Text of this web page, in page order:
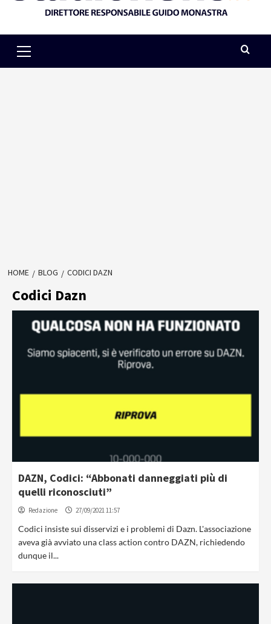
Menu
HOME BLOG CODICI DAZN
Codici Dazn
DAZN, Codici: “Abbonati danneggiati più di
quelli riconosciuti”
Redazione 27/09/2021 11:57
Codici insiste sui disservizi e i problemi di Dazn. L'associazione
aveva già avviato una class action contro DAZN, richiedendo
dunque il...